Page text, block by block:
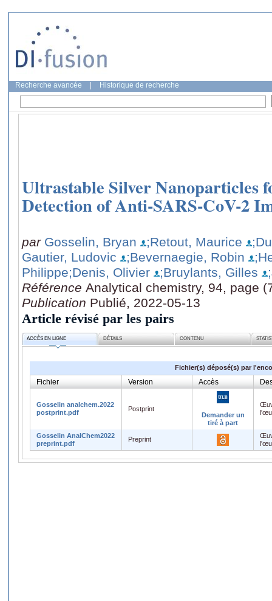
Recherche avancée Historique de recherche
Ultrastable Silver Nanoparticles
Detection of Anti-SARS-CoV-2
par Gosselin, Bryan ;Retout, Maurice
Gautier, Ludovic
;Bevernaegie, Robin
Philippe;Denis, Olivier ;Bruylants, Gilles
Référence Analytical chemistry, 94, page
Publication Publié, 2022-05-13
Article révisé par les pairs
ACCÈS EN LIGNE DÉTAILS CONTENU
Fichier(s) déposé(s) par
Fichier Version Accès
Gosselin analchem.2022
postprint.pdf
Postprint
Demander un
tiré à part
Gosselin AnalChem2022
preprint.pdf
Preprint